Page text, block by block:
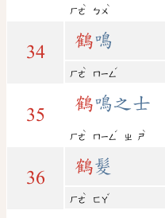
ㄏㄜ
ˋ
ㄅㄨ
ˋ
34
鶴鳴
ㄏㄜ
ˋ
ㄇㄧㄥ
ˊ
35
鶴鳴之士
ㄏㄜ
ˋ
ㄇㄧㄥ
ˊ
ㄓ ㄕ
ˋ
36
鶴髮
ㄏㄜ
ˋ
ㄈㄚ
ˇ